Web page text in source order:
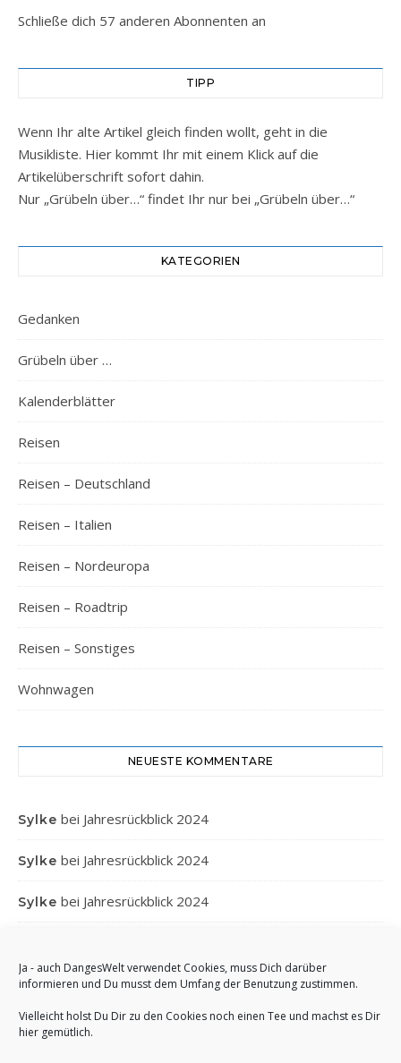
Ja - auch DangesWelt verwendet Cookies, muss Dich darüber
informieren und Du musst dem Umfang der Benutzung zustimmen.
Vielleicht holst Du Dir zu den Cookies noch einen Tee und machst es Dir
hier gemütlich.
Schließe dich 57 anderen Abonnenten an
TIPP
Wenn Ihr alte Artikel gleich finden wollt, geht in die
Musikliste. Hier kommt Ihr mit einem Klick auf die
Artikelüberschrift sofort dahin.
Nur „Grübeln über…“ findet Ihr nur bei „Grübeln über…“
KATEGORIEN
Gedanken
Grübeln über …
Kalenderblätter
Reisen
Reisen – Deutschland
Reisen – Italien
Reisen – Nordeuropa
Reisen – Roadtrip
Reisen – Sonstiges
Wohnwagen
NEUESTE KOMMENTARE
Sylke bei Jahresrückblick 2024
Sylke bei Jahresrückblick 2024
Sylke bei Jahresrückblick 2024
AnettbeiJahresrückblick 2024